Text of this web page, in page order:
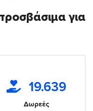
για
19.639
Δωρεές